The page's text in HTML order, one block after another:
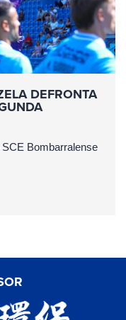
DEFRONTA
Bombarralense